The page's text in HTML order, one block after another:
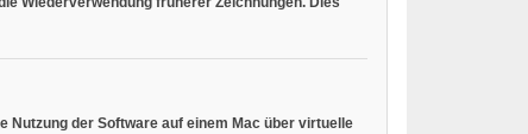
Nutzung der Software auf einem Mac über virtuelle